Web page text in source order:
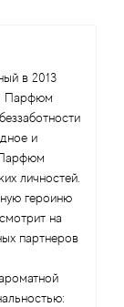
в 2013
Парфюм
и
Парфюм
личностей.
героиню
на
партнеров